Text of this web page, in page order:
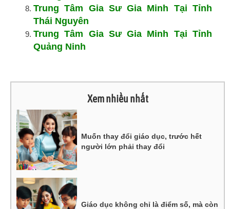
Trung Tâm Gia Sư Gia Minh Tại Tỉnh
Thái Nguyên
Trung Tâm Gia Sư Gia Minh Tại Tỉnh
Quảng Ninh
Xem nhiều nhất
Muốn thay đổi giáo dục, trước hết
người lớn phải thay đổi
Giáo dục không chỉ là điểm số, mà còn